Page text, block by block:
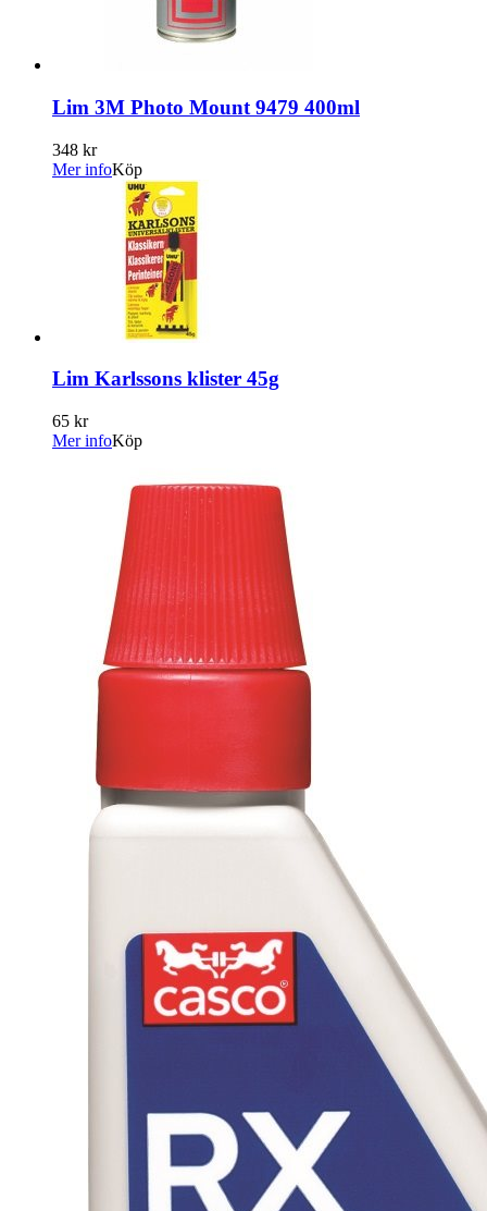
Lim 3M Photo Mount 9479 400ml
348 kr
Mer infoKöp
Lim Karlssons klister 45g
65 kr
Mer infoKöp